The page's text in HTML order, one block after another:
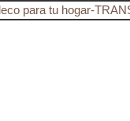
para tu hogar-